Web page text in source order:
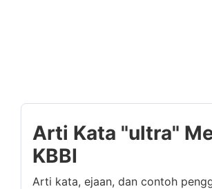
Arti Kata "ultra"
KBBI
Arti kata, ejaan, dan contoh